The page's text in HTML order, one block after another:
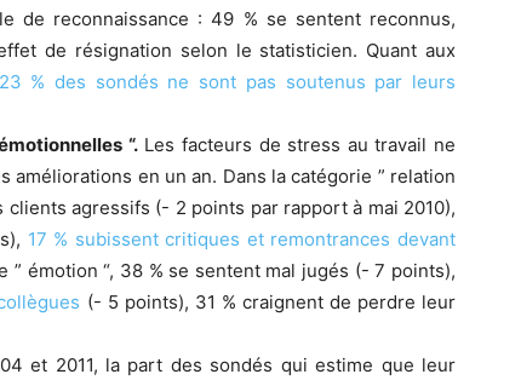
de reconnaissance : 49 % se sentent reconnus,
de résignation selon le statisticien. Quant aux
23 % des sondés ne sont pas soutenus par leurs
“.Les facteurs de stress au travail ne
améliorations en un an. Dans la catégorie ” relation
clients agressifs (- 2 points par rapport à mai 2010),
17 % subissent critiques et remontrances devant
” émotion “, 38 % se sentent mal jugés (- 7 points),
(- 5 points), 31 % craignent de perdre leur
et 2011, la part des sondés qui estime que leur